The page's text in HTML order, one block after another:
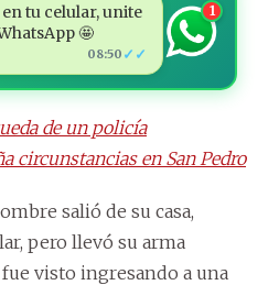
tu celular, unite
🤩
08:50 ✓✓
1
de un policía
circunstancias en San Pedro
salió de su casa,
pero llevó su arma
visto ingresando a una